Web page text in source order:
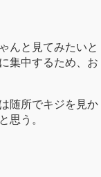
んと見てみたいと
集中するため、お
随所でキジを見か
思う。